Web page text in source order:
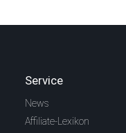
Service
News
Affiliate-Lexikon